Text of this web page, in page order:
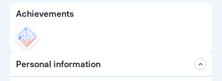
Achievements
Personal information